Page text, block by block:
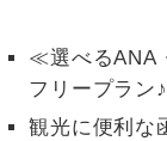
≪選べるANA
フリープラン♪
観光に便利な
2名様催行